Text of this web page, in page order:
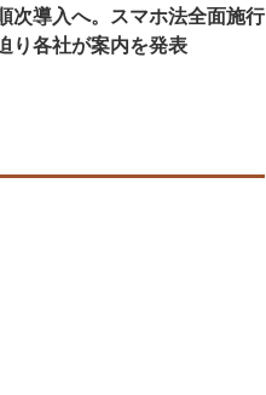
次導入へ。スマホ法全面施行
り各社が案内を発表